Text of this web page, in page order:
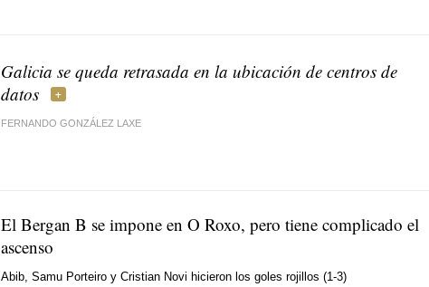
Galicia se queda retrasada en la ubicación de centros de
datos
FERNANDO GONZÁLEZ LAXE
El Bergan B se impone en O Roxo, pero tiene complicado el
ascenso
Abib, Samu Porteiro y Cristian Novi hicieron los goles rojillos (1-3)